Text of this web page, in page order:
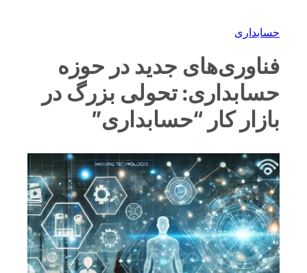
حسابداری
فناوری‌های جدید در حوزه
حسابداری: تحولی بزرگ در
بازار کار “حسابداری”